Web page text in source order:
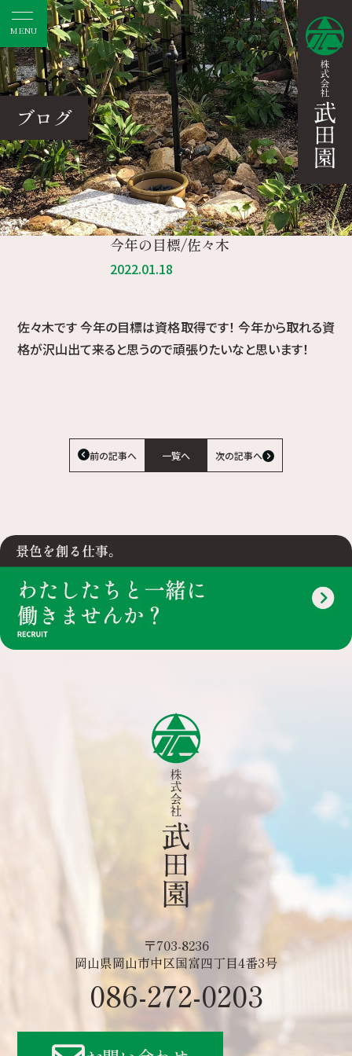
MENU
ブログ
今年の目標/佐々木
2022.01.18
佐々木です 今年の目標は資格取得です！ 今年から取れる資
格が沢山出て来ると思うので頑張りたいなと思います！
前の記事へ 一覧へ 次の記事へ
〒703-8236
岡山県岡山市中区国富四丁目4番3号
086-272-0203